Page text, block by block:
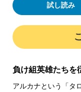
試し読み
負け組英雄たちを
アルカナという「タ